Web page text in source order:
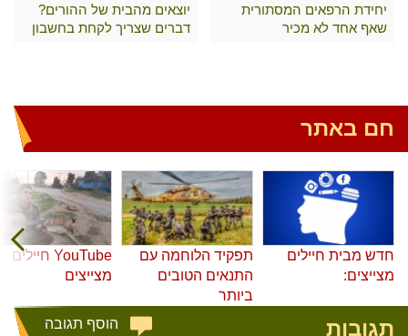
יחידת הרפאים המסתורית
שאף אחד לא מכיר
יוצאים מהבית של ההורים?
דברים שצריך לקחת בחשבון
חם באתר
חדש מבית חיילים
מצייצים:
תפקיד הלוחמה עם
התנאים הטובים
ביותר
YouTube חיילים
מצייצים
תגובות הוסף תגובה